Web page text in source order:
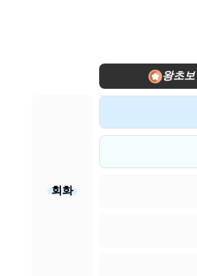
왕초보
회화